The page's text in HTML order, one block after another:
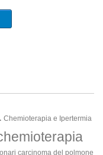
Chemioterapia e Ipertermia
carcinoma del polmone